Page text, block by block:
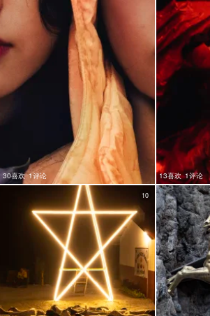
30喜欢 1评论 13喜欢 1评论
10